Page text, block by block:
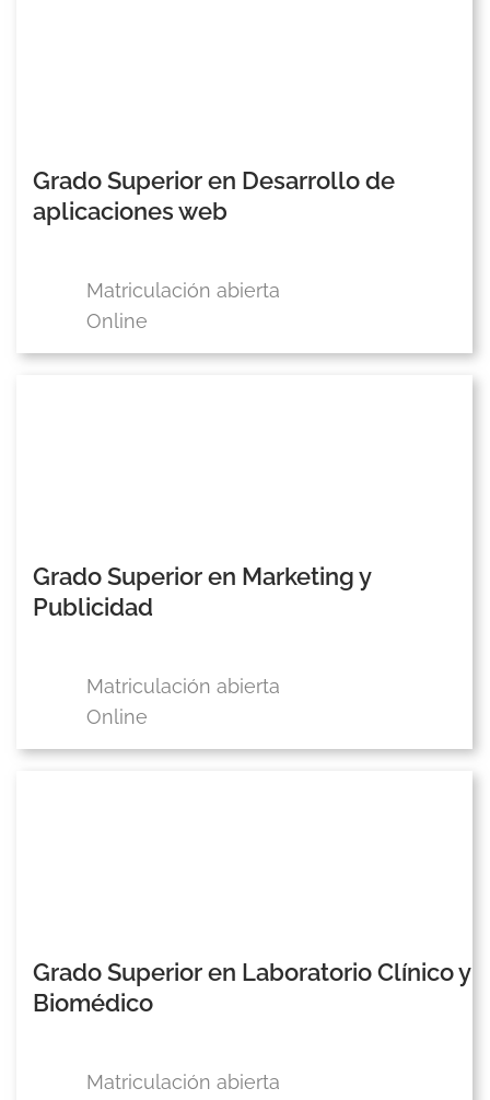
Grado Superior en Desarrollo de
aplicaciones web
Matriculación abierta
Online
Grado Superior en Marketing y
Publicidad
Matriculación abierta
Online
Grado Superior en Laboratorio Clínico y
Biomédico
Matriculación abierta